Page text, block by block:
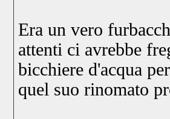
Era un vero
attenti ci avrebbe
bicchiere d'acqua
quel suo rinomato